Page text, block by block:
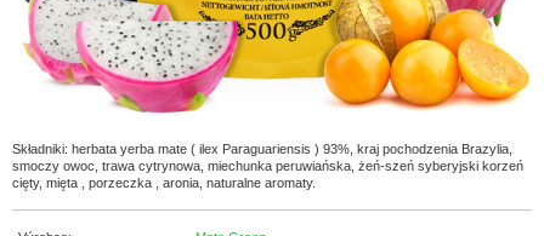
Składniki: herbata yerba mate ( ilex Paraguariensis ) 93%, kraj pochodzenia Brazylia,
smoczy owoc, trawa cytrynowa, miechunka peruwiańska, żeń-szeń syberyjski korzeń
cięty, mięta , porzeczka , aronia, naturalne aromaty.